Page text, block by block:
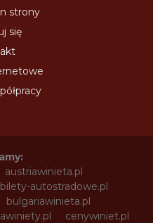
strony
się
austriawinieta.pl
bilety-autostradowe.pl
bulgariawinieta.pl
cenywiniet.pl